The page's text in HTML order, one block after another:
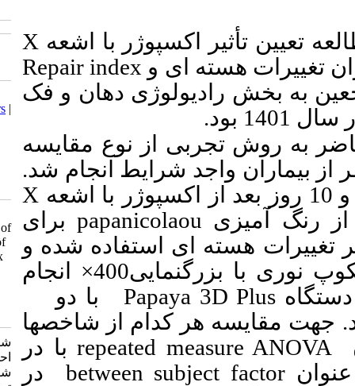
با اشعه
X
وRepair index
دهان و فک
از نوع مقایسه
واجد شرایط انجام شد.
X
برای
شده و
مشاهده نمونه ها با میکروسکوپ نوری با بزرگنمایی400× انجام
با دو
از شاخص­ها
repeated با در
betweenدر
Download citation:
BibTeX
RIS EndNote Medlars |
Send citation to:
Mendeley
Zotero
RefWorks
shahmohammadi P, talaeipor A,
jolehar M, sakhdari S. The effect of
X-rays in CBCT on the amount of
nuclear changes and Repair Index
in the buccal mucosa. J Res Dent
Sci 2024; 21 (2) :107-115
http://jrds.ir/article-1-1433-
fa.html
شاه محمدی پریسا، طلائی پور
احمدرضا، جولهر مریم، سخدری
شیرین. بررسی تأثیر اشعه X در